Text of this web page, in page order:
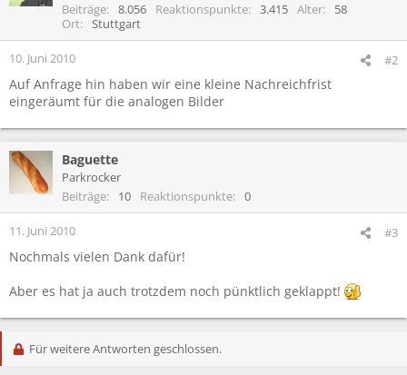
Beiträge 8.056 Reaktionspunkte 3.415 Alter
58
Ort
Stuttgart
10. Juni 2010 #2
Auf Anfrage hin haben wir eine kleine Nachreichfrist
eingeräumt für die analogen Bilder
Baguette
Parkrocker
Beiträge
10 Reaktionspunkte 0
11. Juni 2010 #3
Nochmals vielen Dank dafür!
Aber es hat ja auch trotzdem noch pünktlich geklappt!
Für weitere Antworten geschlossen.